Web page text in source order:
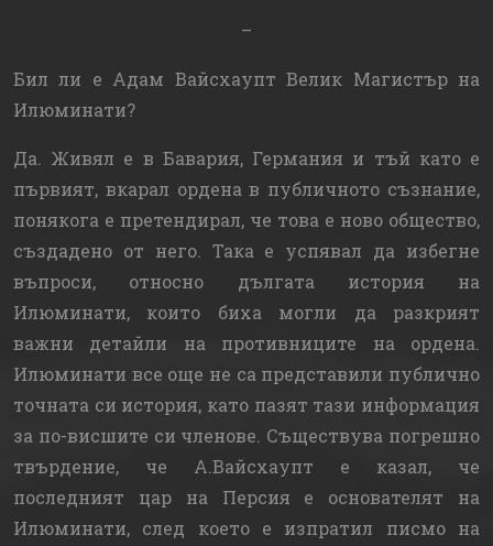
–
Бил ли е Адам Вайсхаупт Велик Магистър на
Илюминати?
Да. Живял е в Бавария, Германия и тъй като е
първият, вкарал ордена в публичното съзнание,
понякога е претендирал, че това е ново общество,
създадено от него. Така е успявал да избегне
въпроси, относно дългата история на
Илюминати, които биха могли да разкрият
важни детайли на противниците на ордена.
Илюминати все още не са представили публично
точната си история, като пазят тази информация
за по-висшите си членове. Съществува погрешно
твърдение, че А.Вайсхаупт е казал, че
последният цар на Персия е основателят на
Илюминати, след което е изпратил писмо на